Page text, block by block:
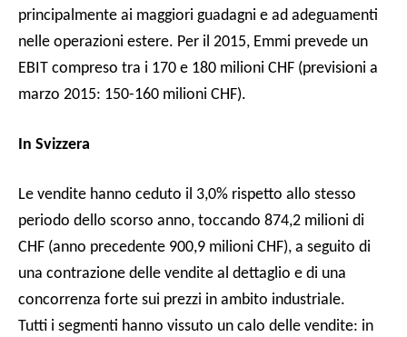
principalmente ai maggiori guadagni e ad adeguamenti
nelle operazioni estere. Per il 2015, Emmi prevede un
EBIT compreso tra i 170 e 180 milioni CHF (previsioni a
marzo 2015: 150-160 milioni CHF).
In Svizzera
Le vendite hanno ceduto il 3,0% rispetto allo stesso
periodo dello scorso anno, toccando 874,2 milioni di
CHF (anno precedente 900,9 milioni CHF), a seguito di
una contrazione delle vendite al dettaglio e di una
concorrenza forte sui prezzi in ambito industriale.
Tutti i segmenti hanno vissuto un calo delle vendite: in